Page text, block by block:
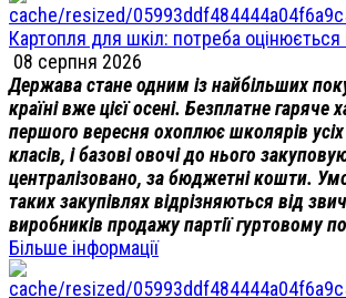
Картопля для шкіл: потреба
08 серпня 2026
Держава стане одним із найбільших
країні вже цієї осені. Безплатне гаряче
першого вересня охоплює школярів
класів, і базові овочі до нього
централізовано, за бюджетні кошти.
таких закупівлях відрізняються від
виробників продажу партії гуртовому
Більше інформації